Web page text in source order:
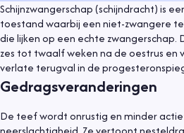
Schijnzwangerschap (schijndracht) is
toestand waarbij een niet-zwangere
die lijken op een echte
zes tot twaalf weken na de oestrus
verlate terugval in de
Gedragsveranderingen
De teef wordt onrustig en minder